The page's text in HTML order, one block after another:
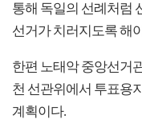
통해 독일의 선례처럼
선거가 치러지도록 해
한편 노태악 중앙선거
천 선관위에서 투표용
계획이다.